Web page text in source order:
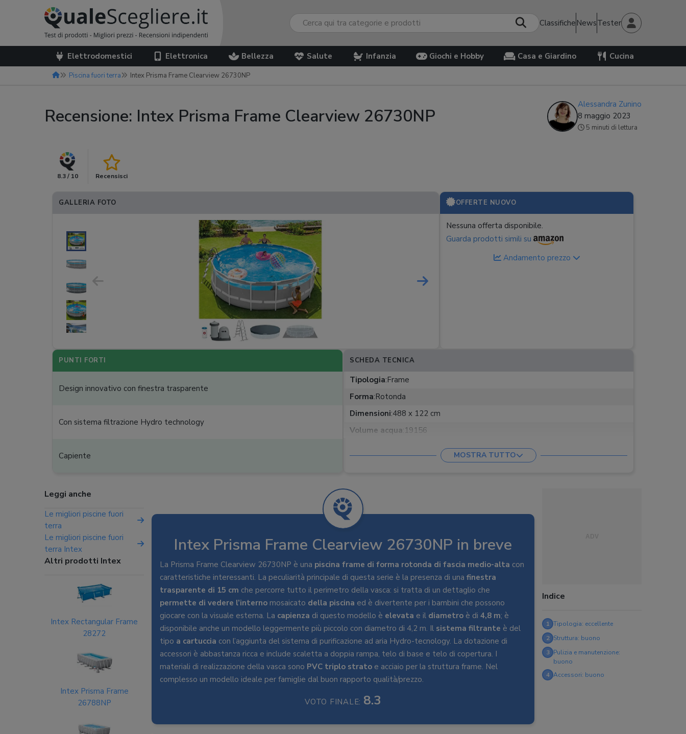
Classifiche NewsTester
Elettrodomestici Elettronica Bellezza Salute Infanzia Giochi e Hobby Casa e Giardino Cucina
Piscina fuori terra Intex Prisma Frame Clearview 26730NP
Recensione: Intex Prisma Frame Clearview 26730NP
Alessandra Zunino
8 maggio 2023
5 minuti di lettura
8.3 / 10 Recensisci
GALLERIA FOTO OFFERTE NUOVO
Nessuna offerta disponibile.
Guarda prodotti simili su
Andamento prezzo
SCHEDA TECNICA
Tipologia:Frame
Forma:Rotonda
Dimensioni:488 x 122 cm
Volume acqua: 19156
Skimmer
Accessori:Scaletta, tappeto, telo di copertura
MOSTRA TUTTO
PUNTI FORTI
Design innovativo con finestra trasparente
Con sistema filtrazione Hydro technology
Capiente
Indice
1 Tipologia: eccellente
2 Struttura: buono
3 Pulizia e manutenzione:
buono
4 Accessori: buono
Intex Prisma Frame Clearview 26730NP in breve
La Prisma Frame Clearview 26730NP è una piscina frame di forma rotonda di fascia medio-alta con
caratteristiche interessanti. La peculiarità principale di questa serie è la presenza di una finestra
trasparente di 15 cm che percorre tutto il perimetro della vasca: si tratta di un dettaglio che
permette di vedere l’interno mosaicato della piscina ed è divertente per i bambini che possono
giocare con la visuale esterna. La capienza di questo modello è elevata e il diametro è di 4,8 m; è
disponibile anche un modello leggermente più piccolo con diametro di 4,2 m. Il sistema filtrante è del
tipo a cartuccia con l’aggiunta del sistema di purificazione ad aria Hydro-tecnology. La dotazione di
accessori è abbastanza ricca e include scaletta a doppia rampa, telo di base e telo di copertura. I
materiali di realizzazione della vasca sono PVC triplo strato e acciaio per la struttura frame. Nel
complesso un modello ideale per famiglie dal buon rapporto qualità/prezzo.
VOTO FINALE: 8.3
Leggi anche
Le migliori piscine fuori
terra
Le migliori piscine fuori
terra Intex
Altri prodotti Intex
Intex Rectangular Frame
28272
Intex Prisma Frame
26788NP